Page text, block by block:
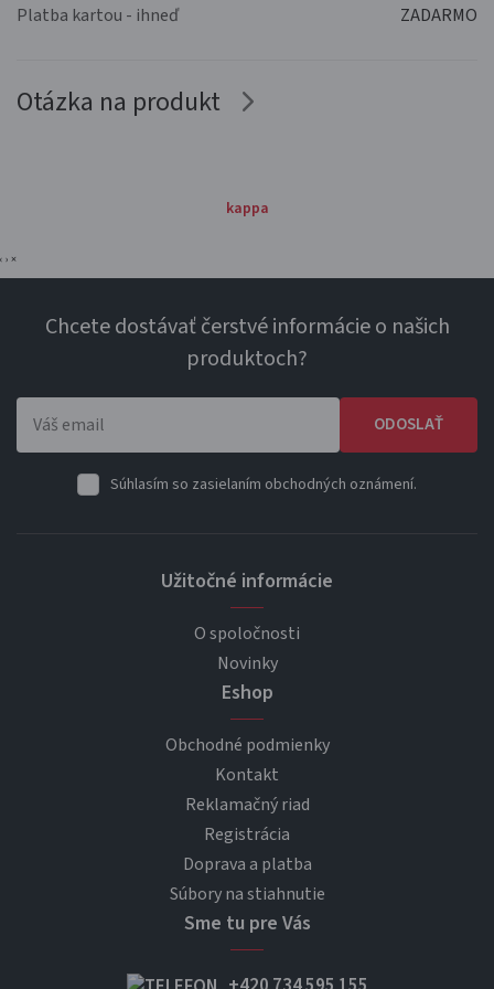
Platba kartou - ihneď
ZADARMO
Otázka na produkt
kappa
‹ › ×
Chcete dostávať čerstvé informácie o našich
produktoch?
ODOSLAŤ
Súhlasím so zasielaním obchodných oznámení.
Užitočné informácie
O spoločnosti
Novinky
Eshop
Obchodné podmienky
Kontakt
Reklamačný riad
Registrácia
Doprava a platba
Súbory na stiahnutie
Sme tu pre Vás